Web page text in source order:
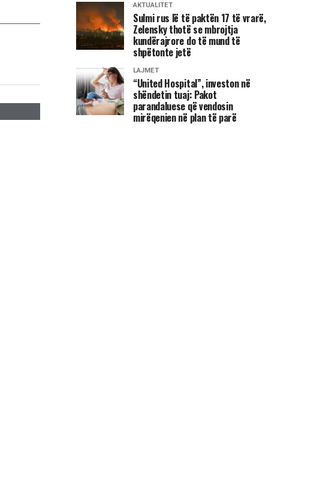
AKTUALITET
Sulmi rus lë të paktën 17 të vrarë,
Zelensky thotë se mbrojtja
kundërajrore do të mund të
shpëtonte jetë
LAJMET
“United Hospital”, investon në
shëndetin tuaj: Pakot
parandaluese që vendosin
mirëqenien në plan të parë